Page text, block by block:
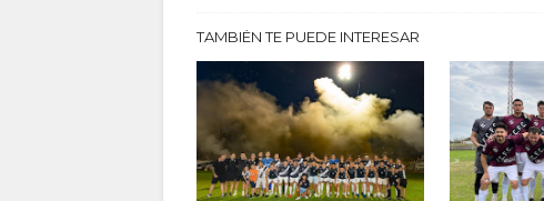
TAMBIÉN TE PUEDE INTERESAR